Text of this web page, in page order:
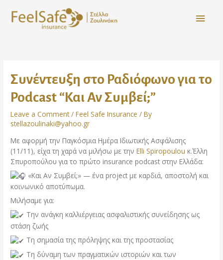
Συνέντευξη στο Ραδιόφωνο για το
Podcast “Και Αν Συμβεί;”
Leave a Comment /Feel Safe Insurance / By
stellazoulinaki@yahoo.gr
Με αφορμή την Παγκόσμια Ημέρα Ιδιωτικής Ασφάλισης
(11/11), είχα τη χαρά να μιλήσω με τηνElli Spiropoulou κ.Έλλη
Σπυροπούλου για το πρώτο insurance podcast στην Ελλάδα:
«Και Αν Συμβεί;» — ένα project με καρδιά, αποστολή και
κοινωνικό αποτύπωμα.
Μιλήσαμε για:
Την ανάγκη καλλιέργειας ασφαλιστικής συνείδησης ως
στάση ζωής
Τη σημασία της πρόληψης και της προστασίας
Τη δύναμη των πραγματικών ιστοριών και των